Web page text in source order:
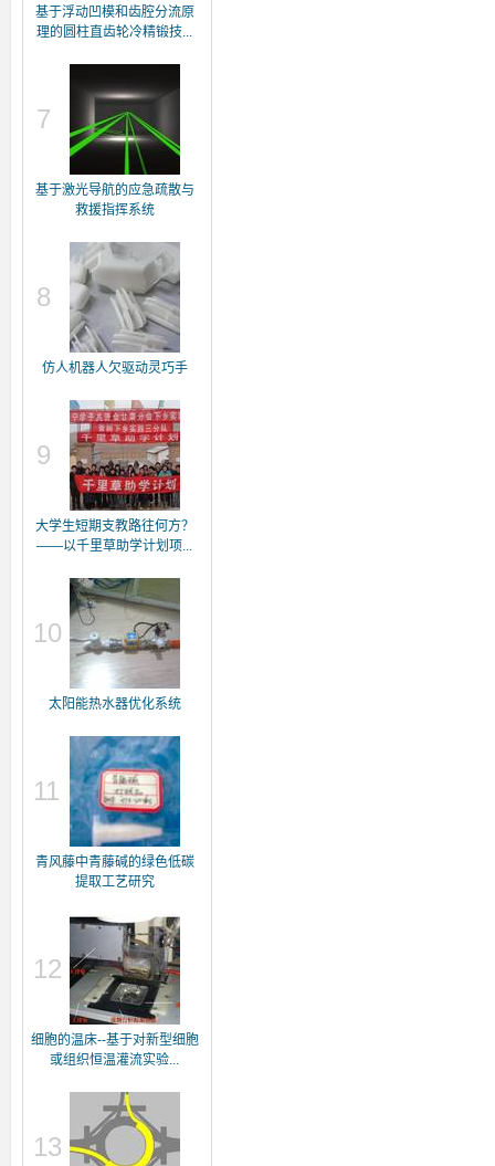
基于浮动凹模和齿腔分流原
理的圆柱直齿轮冷精锻技...
7
基于激光导航的应急疏散与
救援指挥系统
8
仿人机器人欠驱动灵巧手
9
大学生短期支教路往何方？
——以千里草助学计划项...
10
太阳能热水器优化系统
11
青风藤中青藤碱的绿色低碳
提取工艺研究
12
细胞的温床--基于对新型细胞
或组织恒温灌流实验...
13